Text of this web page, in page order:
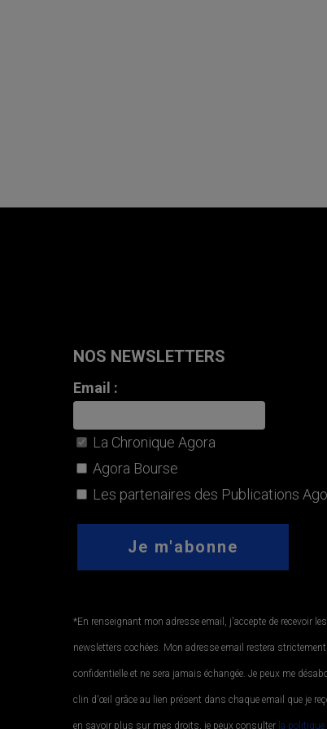
NOS NEWSLETTERS
Email :
La Chronique Agora
Agora Bourse
Les partenaires des Publications
*En renseignant mon adresse email, j'accepte de recevoir les
newsletters cochées. Mon adresse email restera strictement
confidentielle et ne sera jamais échangée. Je peux me
clin d'œil grâce au lien présent dans chaque email que je
en savoir plus sur mes droits, je peux consulter la politique